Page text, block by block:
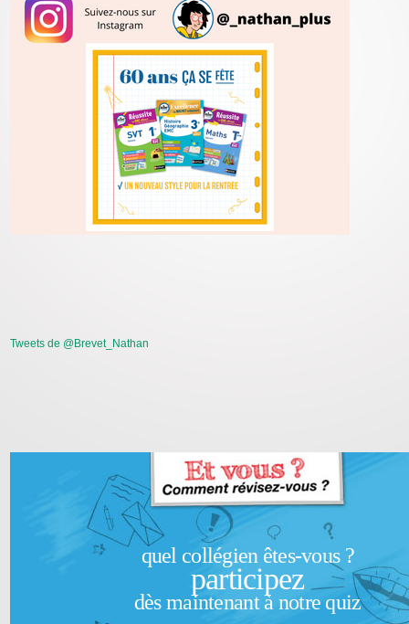
Tweets de @Brevet_Nathan
quel collégien êtes-vous ?
participez
dès maintenant à notre quiz